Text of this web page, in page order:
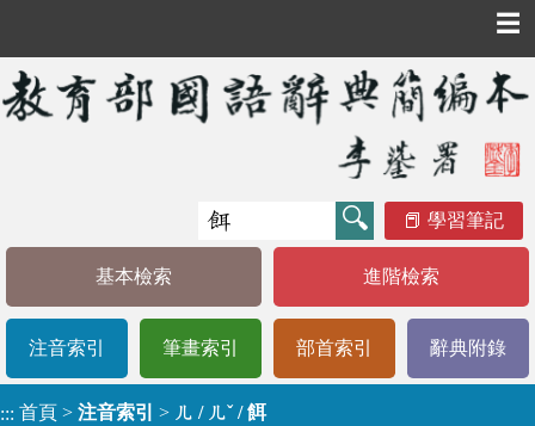
☰
學習筆記
基本檢索 進階檢索
注音索引 筆畫索引 部首索引 辭典附錄
::: 首頁 > 注音索引 > ㄦ / ㄦˇ / 餌